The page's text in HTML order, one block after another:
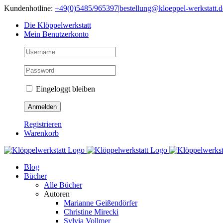
Skip
content
Kundenhotline: +49(0)5485/965397|bestellung@kloeppel-
Die Klöppelwerkstatt
Mein Benutzerkonto
Eingeloggt bleiben
Registrieren
Warenkorb
Blog
Bücher
Alle Bücher
Autoren
Marianne Geißendörfer
Christine Mirecki
Sylvia Vollmer